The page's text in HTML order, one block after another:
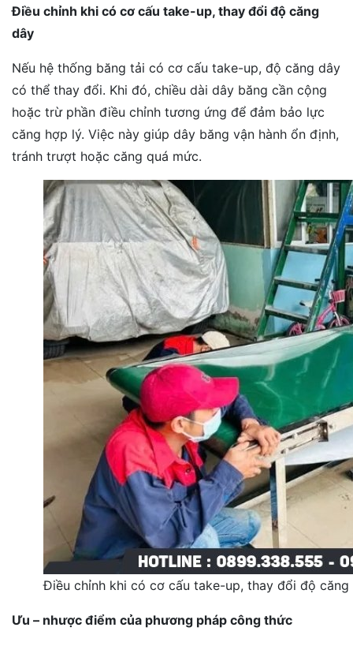
Điều chỉnh khi có cơ cấu take-up, thay đổi độ căng
dây
Nếu hệ thống băng tải có cơ cấu take-up, độ căng dây
có thể thay đổi. Khi đó, chiều dài dây băng cần cộng
hoặc trừ phần điều chỉnh tương ứng để đảm bảo lực
căng hợp lý. Việc này giúp dây băng vận hành ổn định,
tránh trượt hoặc căng quá mức.
Điều chỉnh khi có cơ cấu take-up, thay đổi độ căng
Ưu – nhược điểm của phương pháp công thức